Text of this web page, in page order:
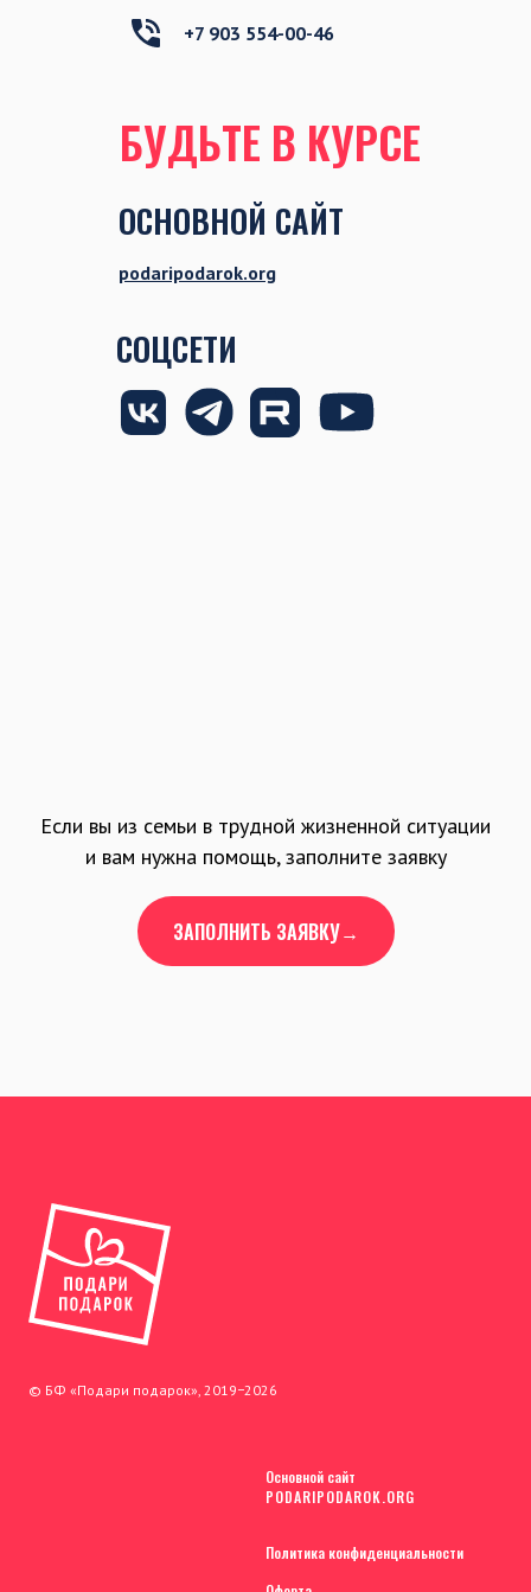
БУДЬТЕ В КУРСЕ
+7 903 554-00-46
podaripodarok.org
ОСНОВНОЙ САЙТ
СОЦСЕТИ
Если вы из семьи в трудной жизненной ситуации
и вам нужна помощь, заполните заявку
ЗАПОЛНИТЬ ЗАЯВКУ→
© БФ «Подари подарок», 2019−2026
Основной сайт
PODARIPODAROK.ORG
Политика конфиденциальности